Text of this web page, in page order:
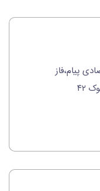
پیام،فاز